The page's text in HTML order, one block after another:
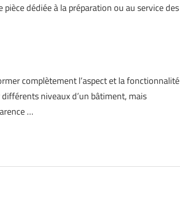
dédiée à la préparation ou au service des
complètement l’aspect et la fonctionnalité
niveaux d’un bâtiment, mais
…